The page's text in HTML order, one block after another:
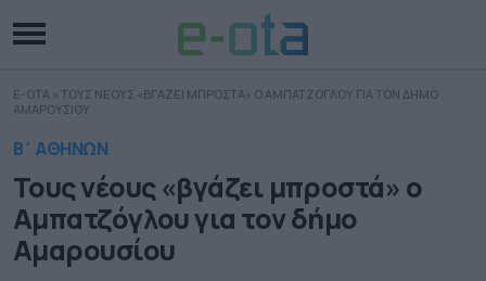
E-OTA » ΤΟΥΣ ΝΕΟΥΣ «ΒΓΑΖΕΙ ΜΠΡΟΣΤΑ» Ο ΑΜΠΑΤΖΟΓΛΟΥ ΓΙΑ ΤΟΝ ΔΗΜΟ
ΑΜΑΡΟΥΣΙΟΥ
Β΄ ΑΘΗΝΩΝ
Τους νέους «βγάζει μπροστά» ο
Αμπατζόγλου για τον δήμο
Αμαρουσίου